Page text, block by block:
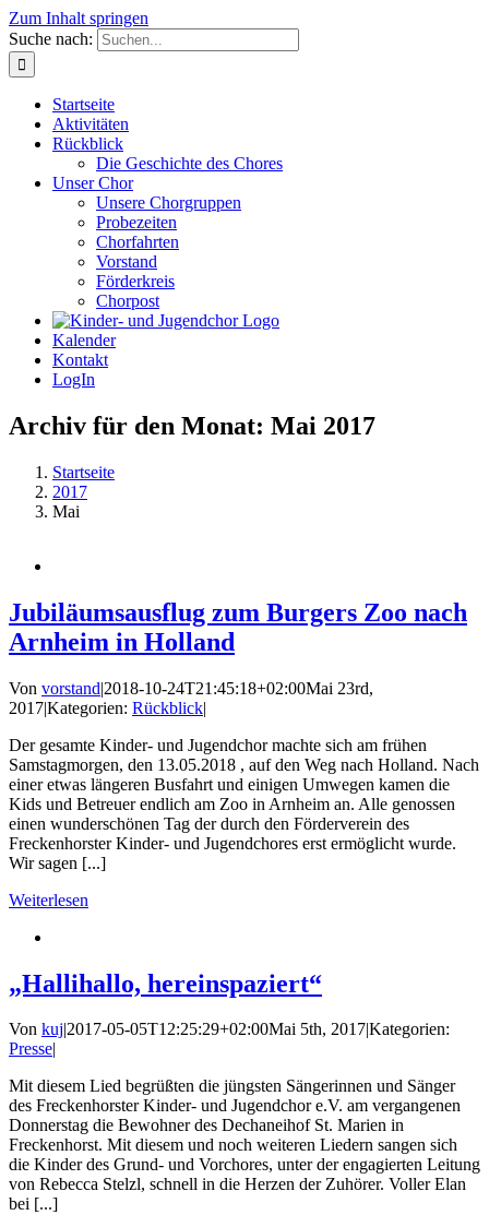
Zum Inhalt springen
Suche nach:
Startseite
Aktivitäten
Rückblick
Die Geschichte des Chores
Unser Chor
Unsere Chorgruppen
Probezeiten
Chorfahrten
Vorstand
Förderkreis
Chorpost
Kalender
Kontakt
LogIn
Archiv für den Monat: Mai 2017
Startseite
2017
Mai
Jubiläumsausflug zum Burgers Zoo nach
Arnheim in Holland
Von vorstand|2018-10-24T21:45:18+02:00Mai 23rd,
2017|Kategorien: Rückblick|
Der gesamte Kinder- und Jugendchor machte sich am frühen
Samstagmorgen, den 13.05.2018 , auf den Weg nach Holland. Nach
einer etwas längeren Busfahrt und einigen Umwegen kamen die
Kids und Betreuer endlich am Zoo in Arnheim an. Alle genossen
einen wunderschönen Tag der durch den Förderverein des
Freckenhorster Kinder- und Jugendchores erst ermöglicht wurde.
Wir sagen [...]
Weiterlesen
„Hallihallo, hereinspaziert“
Von kuj|2017-05-05T12:25:29+02:00Mai 5th, 2017|Kategorien:
Presse|
Mit diesem Lied begrüßten die jüngsten Sängerinnen und Sänger
des Freckenhorster Kinder- und Jugendchor e.V. am vergangenen
Donnerstag die Bewohner des Dechaneihof St. Marien in
Freckenhorst. Mit diesem und noch weiteren Liedern sangen sich
die Kinder des Grund- und Vorchores, unter der engagierten Leitung
von Rebecca Stelzl, schnell in die Herzen der Zuhörer. Voller Elan
bei [...]